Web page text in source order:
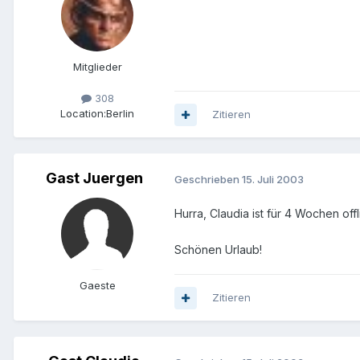
Mitglieder
308
Location:Berlin Zitieren
Gast Juergen
Gaeste
Geschrieben 15. Juli 2003
Hurra, Claudia ist für 4 Wochen
Schönen Urlaub!
Zitieren